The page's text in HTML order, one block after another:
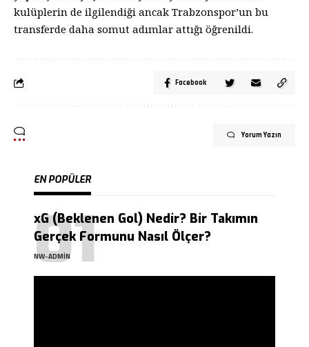
kulüplerin de ilgilendiği ancak Trabzonspor’un bu
transferde daha somut adımlar attığı öğrenildi.
Facebook
Yorum Yazın
EN POPÜLER
xG (Beklenen Gol) Nedir? Bir Takımın
Gerçek Formunu Nasıl Ölçer?
NW-ADMIN